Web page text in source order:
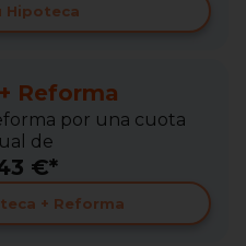
Hipoteca
Reforma
por una cuota
de
€*
+ Reforma